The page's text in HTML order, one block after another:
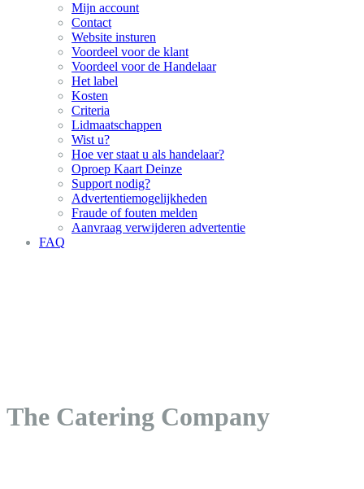
Mijn account
Contact
Website insturen
Voordeel voor de klant
Voordeel voor de Handelaar
Het label
Kosten
Criteria
Lidmaatschappen
Wist u?
Hoe ver staat u als handelaar?
Oproep Kaart Deinze
Support nodig?
Advertentiemogelijkheden
Fraude of fouten melden
Aanvraag verwijderen advertentie
FAQ
The Catering Company